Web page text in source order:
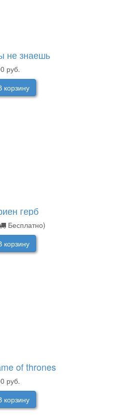
не знаешь
руб.
герб
Бесплатно)
of thrones
руб.